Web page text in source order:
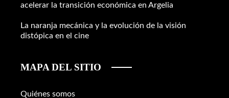
acelerar la transición económica en Argelia
La naranja mecánica y la evolución de la visión
distópica en el cine
MAPA DEL SITIO
Quiénes somos